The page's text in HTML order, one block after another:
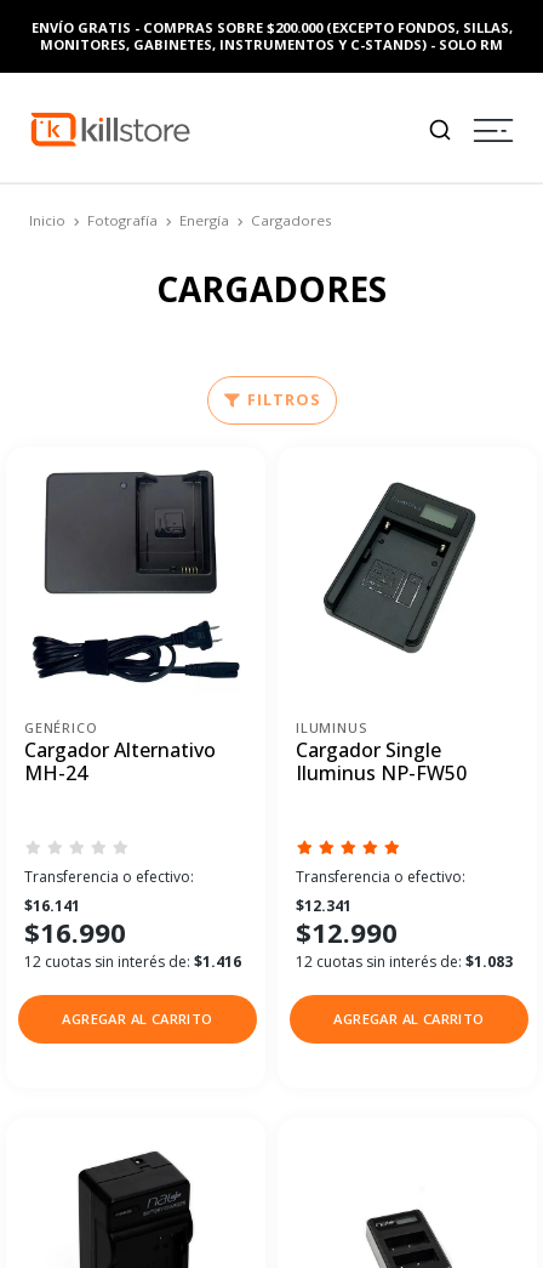
ENVÍO GRATIS - COMPRAS SOBRE $200.000 (EXCEPTO FONDOS, SILLAS,
MONITORES, GABINETES, INSTRUMENTOS Y C-STANDS) - SOLO RM
Inicio Fotografía Energía Cargadores
CARGADORES
FILTROS
GENÉRICO
Cargador Alternativo
MH-24
Transferencia o efectivo:
$16.141
$16.990
12 cuotas sin interés de: $1.416
AGREGAR AL CARRITO
ILUMINUS
Cargador Single
Iluminus NP-FW50
Transferencia o efectivo:
$12.341
$12.990
12 cuotas sin interés de: $1.083
AGREGAR AL CARRITO